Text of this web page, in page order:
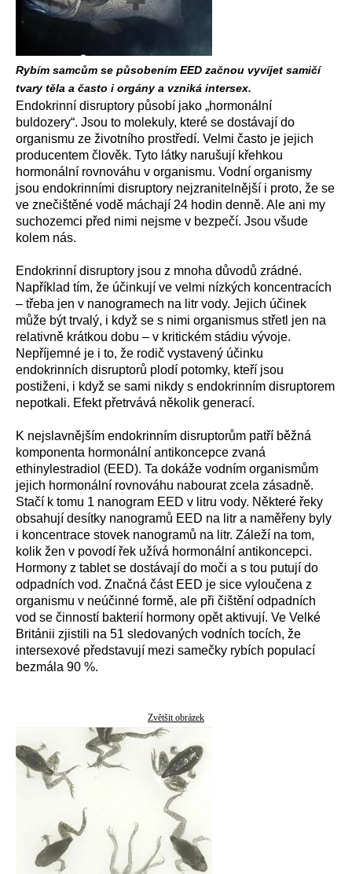
Rybím samcům se působením EED začnou vyvíjet samičí
tvary těla a často i orgány a vzniká intersex.
Endokrinní disruptory působí jako „hormonální
buldozery“. Jsou to molekuly, které se dostávají do
organismu ze životního prostředí. Velmi často je jejich
producentem člověk. Tyto látky narušují křehkou
hormonální rovnováhu v organismu. Vodní organismy
jsou endokrinními disruptory nejzranitelnější i proto, že se
ve znečištěné vodě máchají 24 hodin denně. Ale ani my
suchozemci před nimi nejsme v bezpečí. Jsou všude
kolem nás.
Endokrinní disruptory jsou z mnoha důvodů zrádné.
Například tím, že účinkují ve velmi nízkých koncentracích
– třeba jen v nanogramech na litr vody. Jejich účinek
může být trvalý, i když se s nimi organismus střetl jen na
relativně krátkou dobu – v kritickém stádiu vývoje.
Nepříjemné je i to, že rodič vystavený účinku
endokrinních disruptorů plodí potomky, kteří jsou
postiženi, i když se sami nikdy s endokrinním disruptorem
nepotkali. Efekt přetrvává několik generací.
K nejslavnějším endokrinním disruptorům patří běžná
komponenta hormonální antikoncepce zvaná
ethinylestradiol (EED). Ta dokáže vodním organismům
jejich hormonální rovnováhu nabourat zcela zásadně.
Stačí k tomu 1 nanogram EED v litru vody. Některé řeky
obsahují desítky nanogramů EED na litr a naměřeny byly
i koncentrace stovek nanogramů na litr. Záleží na tom,
kolik žen v povodí řek užívá hormonální antikoncepci.
Hormony z tablet se dostávají do moči a s tou putují do
odpadních vod. Značná část EED je sice vyloučena z
organismu v neúčinné formě, ale při čištění odpadních
vod se činností bakterií hormony opět aktivují. Ve Velké
Británii zjistili na 51 sledovaných vodních tocích, že
intersexové představují mezi samečky rybích populací
bezmála 90 %.
Zvětšit obrázek